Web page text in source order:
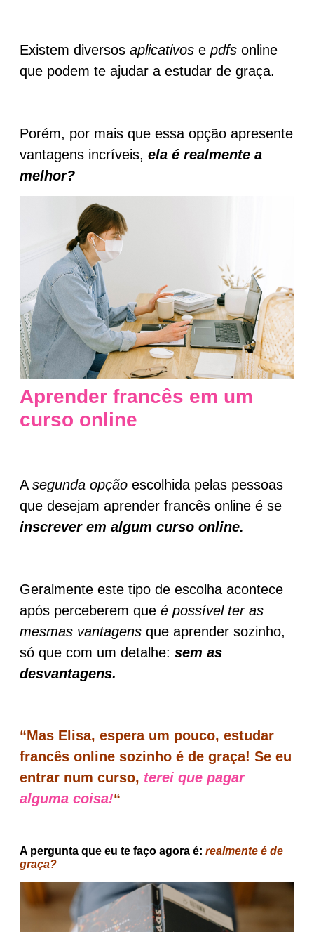
Existem diversos aplicativos e pdfs online
que podem te ajudar a estudar de graça.
Porém, por mais que essa opção apresente
vantagens incríveis, ela é realmente a
melhor?
Aprender francês em um
curso online
A segunda opção escolhida pelas pessoas
que desejam aprender francês online é se
inscrever em algum curso online.
Geralmente este tipo de escolha acontece
após perceberem que é possível ter as
mesmas vantagens que aprender sozinho,
só que com um detalhe: sem as
desvantagens.
“Mas Elisa, espera um pouco, estudar
francês online sozinho é de graça! Se eu
entrar num curso, terei que pagar
alguma coisa!“
A pergunta que eu te faço agora é: realmente é de
graça?